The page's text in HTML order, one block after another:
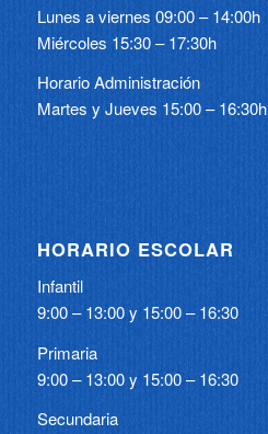
Lunes a viernes 09:00 – 14:00h
Miércoles 15:30 – 17:30h
Horario Administración
Martes y Jueves 15:00 – 16:30h
HORARIO ESCOLAR
Infantil
9:00 – 13:00 y 15:00 – 16:30
Primaria
9:00 – 13:00 y 15:00 – 16:30
Secundaria